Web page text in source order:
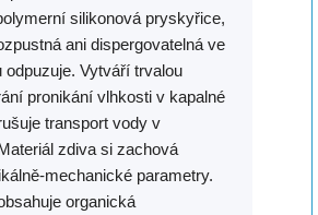
silikonová pryskyřice,
ani dispergovatelná ve
odpuzuje. Vytváří trvalou
pronikání vlhkosti v kapalné
transport vody v
zdiva si zachová
mechanické parametry.
organická